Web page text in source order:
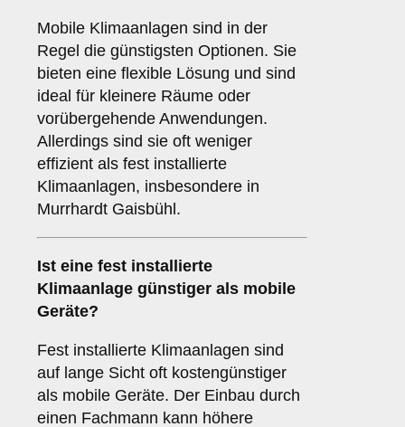
Mobile Klimaanlagen sind in der
Regel die günstigsten Optionen. Sie
bieten eine flexible Lösung und sind
ideal für kleinere Räume oder
vorübergehende Anwendungen.
Allerdings sind sie oft weniger
effizient als fest installierte
Klimaanlagen, insbesondere in
Murrhardt Gaisbühl.
Ist eine fest installierte
Klimaanlage günstiger als mobile
Geräte?
Fest installierte Klimaanlagen sind
auf lange Sicht oft kostengünstiger
als mobile Geräte. Der Einbau durch
einen Fachmann kann höhere